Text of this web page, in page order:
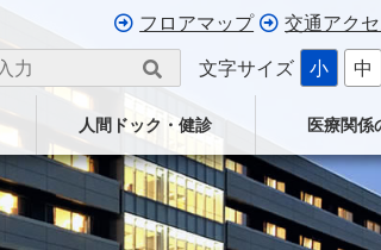
フロアマップ 交通アク
文字サイズ
小 中
人間ドック・健診 医療関係